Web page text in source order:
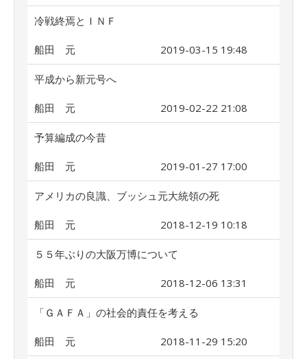
冷戦終焉とＩＮＦ
船田 元 2019-03-15 19:48
平成から新元号へ
船田 元 2019-02-22 21:08
予算編成の今昔
船田 元 2019-01-27 17:00
アメリカの良識、ブッシュ元大統領の死
船田 元 2018-12-19 10:18
５５年ぶりの大阪万博について
船田 元 2018-12-06 13:31
「ＧＡＦＡ」の社会的責任を考える
船田 元 2018-11-29 15:20